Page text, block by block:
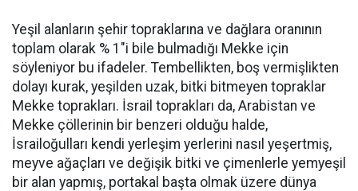
Yeşil alanların şehir topraklarına ve dağlara oranının
toplam olarak % 1"i bile bulmadığı Mekke için
söyleniyor bu ifadeler. Tembellikten, boş vermişlikten
dolayı kurak, yeşilden uzak, bitki bitmeyen topraklar
Mekke toprakları. İsrail toprakları da, Arabistan ve
Mekke çöllerinin bir benzeri olduğu halde,
İsrailoğulları kendi yerleşim yerlerini nasıl yeşertmiş,
meyve ağaçları ve değişik bitki ve çimenlerle yemyeşil
bir alan yapmış, portakal başta olmak üzere dünya